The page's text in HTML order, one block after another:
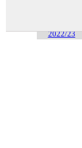
2022/23